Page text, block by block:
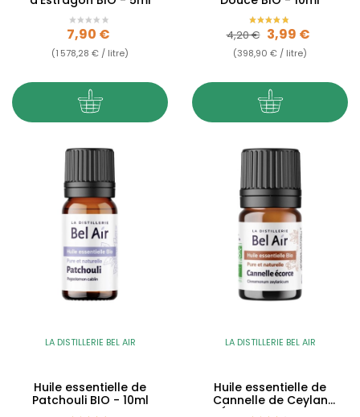
Prix
7,90 €
(1 578,28 € / litre)
Prix de base
4,20 € Prix
3,99 €
(398,90 € / litre)
LA DISTILLERIE BEL AIR
Huile essentielle de
Patchouli BIO - 10ml
LA DISTILLERIE BEL AIR
Huile essentielle de
Cannelle de Ceylan
Écorce BIO - 5ml